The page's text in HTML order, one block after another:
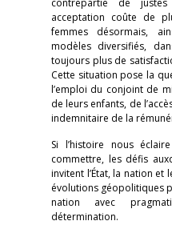
contrepartie de
acceptation coûte de
femmes désormais,
modèles diversifiés,
toujours plus de
Cette situation pose la
l’emploi du conjoint de
de leurs enfants, de
indemnitaire de la
Si l’histoire nous
commettre, les défis
invitent l’État, la nation
évolutions géopolitiques
nation avec
détermination.